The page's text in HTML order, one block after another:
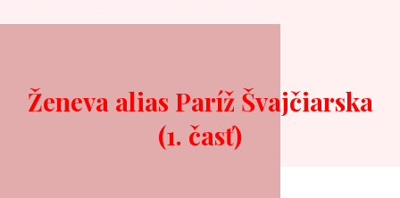
Ženeva alias Paríž Švajčiarska
(1. časť)